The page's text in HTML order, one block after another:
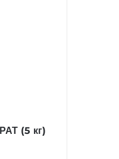
(5 кг)